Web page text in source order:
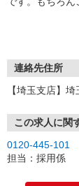
連絡先住所
【埼玉支店】
この求人に関
0120-445-101
担当：採用係